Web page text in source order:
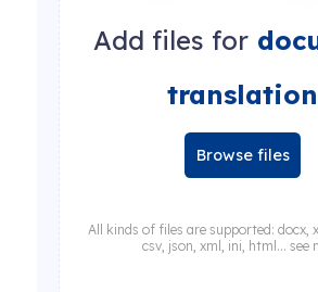
Add files for
translation
Browse files
All kinds of files are supported: docx,
csv, json, xml, ini, html... see